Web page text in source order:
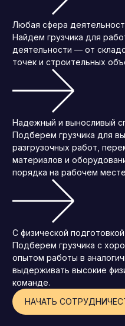
Любая сфера
Найдем грузчика для
деятельности — от
точек и строительных
Надежный и выносливый
Подберем грузчика для
разгрузочных работ,
материалов и
порядка на рабочем
С физической подготовкой
Подберем грузчика с
опытом работы в
выдерживать высокие
команде.
НАЧАТЬ